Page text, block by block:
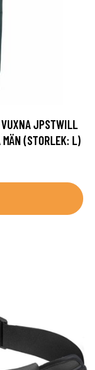
VUXNA JPSTWILL
(STORLEK: L)